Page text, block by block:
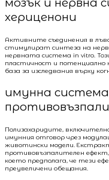
мозък и нервна
хериценони
Активните съединения в
стимулират синтеза на
нервната система in vitro.
пластичност и потенциално
база за изследвания върху
имунна
Полизахаридите,
имунния отговор чрез
животински модели.
противовъзпалителен
което предполага, че тези
преувеличени обещания.